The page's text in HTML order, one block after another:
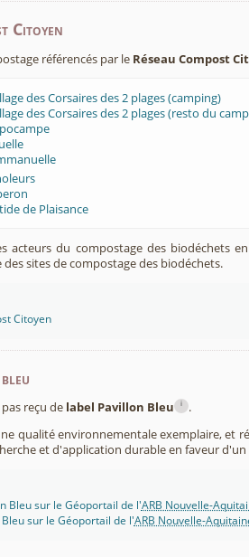
Citoyen
référencés par le Réseau Compost
des Corsaires des 2 plages (camping)
des Corsaires des 2 plages (resto du
de Plaisance
acteurs du compostage des biodéchets
sites de compostage des biodéchets.
Citoyen
reçu de label Pavillon Bleu i
.
qualité environnementale exemplaire, et
et d'application durable en faveur
Bleu sur le Géoportail de l'ARB Nouvelle-
sur le Géoportail de l'ARB Nouvelle-